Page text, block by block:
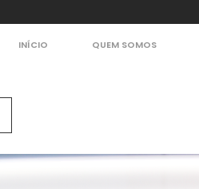
INÍCIO QUEM SOMOS